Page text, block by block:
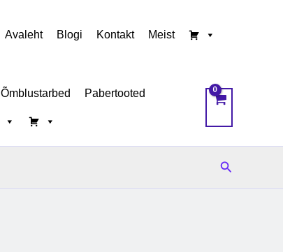
Avaleht Blogi Kontakt Meist
Õmblustarbed Pabertooted
Search